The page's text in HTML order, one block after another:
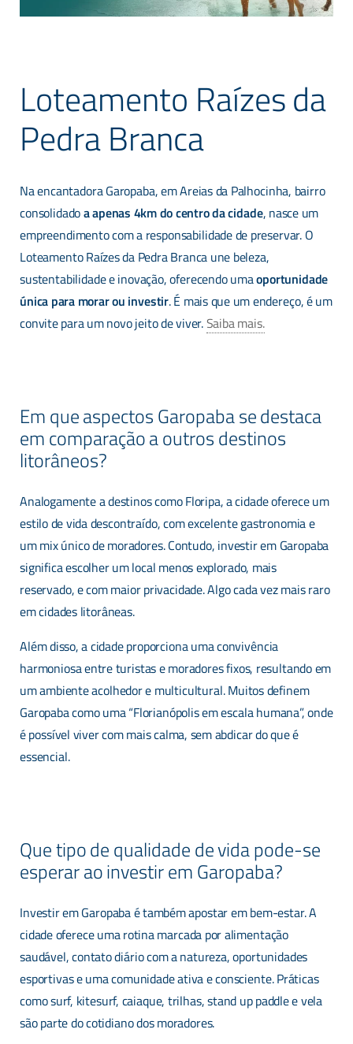
Loteamento Raízes da
Pedra Branca
Na encantadora Garopaba, em Areias da Palhocinha, bairro
consolidadoa apenas 4km do centro da cidade, nasce um
empreendimento com a responsabilidade de preservar. O
Loteamento Raízes da Pedra Branca une beleza,
sustentabilidade e inovação, oferecendo umaoportunidade
única para morar ou investir. É mais que um endereço, é um
convite para um novo jeito de viver.Saiba mais.
Em que aspectos Garopaba se destaca
em comparação a outros destinos
litorâneos?
Analogamente a destinos como Floripa, a cidade oferece um
estilo de vida descontraído, com excelente gastronomia e
um mix único de moradores. Contudo, investir em Garopaba
significa escolher um local menos explorado, mais
reservado, e com maior privacidade. Algo cada vez mais raro
em cidades litorâneas.
Além disso, a cidade proporciona uma convivência
harmoniosa entre turistas e moradores fixos, resultando em
um ambiente acolhedor e multicultural. Muitos definem
Garopaba como uma “Florianópolis em escala humana”, onde
é possível viver com mais calma, sem abdicar do que é
essencial.
Que tipo de qualidade de vida pode-se
esperar ao investir em Garopaba?
Investir em Garopaba é também apostar em bem-estar. A
cidade oferece uma rotina marcada por alimentação
saudável, contato diário com a natureza, oportunidades
esportivas e uma comunidade ativa e consciente. Práticas
como surf, kitesurf, caiaque, trilhas, stand up paddle e vela
são parte do cotidiano dos moradores.